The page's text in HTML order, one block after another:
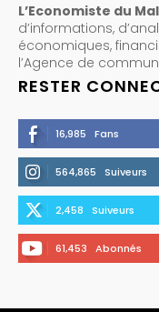
L’Economiste du
d’informations,
économiques,
l’Agence de
RESTER
16,985 Fans
564,865 Suiveurs
2,458 Suiveurs
61,453 Abonnés